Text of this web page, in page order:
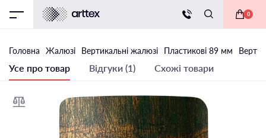
0
Головна Жалюзі Вертикальні жалюзі Пластикові 89 мм
Усе про товар Відгуки (1) Схожі товари